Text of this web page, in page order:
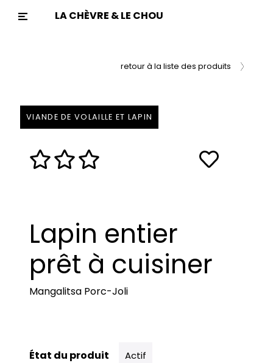
LA CHÈVRE & LE CHOU
VIANDE DE VOLAILLE ET LAPIN
retour à la liste des produits
Lapin entier
prêt à cuisiner
Mangalitsa Porc-Joli
État du produit Actif